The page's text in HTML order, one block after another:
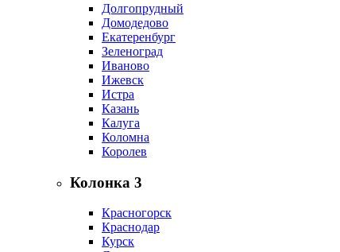
Долгопрудный
Домодедово
Екатеренбург
Зеленоград
Иваново
Ижевск
Истра
Казань
Калуга
Коломна
Королев
Колонка 3
Красногорск
Краснодар
Курск